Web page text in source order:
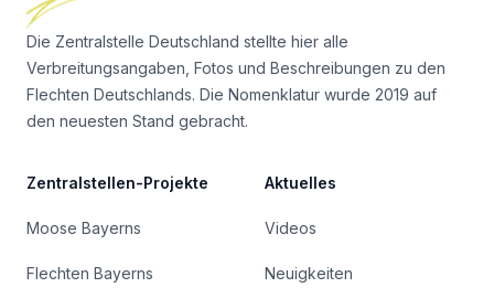
Die Zentralstelle Deutschland stellte hier alle
Verbreitungsangaben, Fotos und Beschreibungen zu den
Flechten Deutschlands. Die Nomenklatur wurde 2019 auf
den neuesten Stand gebracht.
Zentralstellen-Projekte
Moose Bayerns
Flechten Bayerns
Aktuelles
Videos
Neuigkeiten